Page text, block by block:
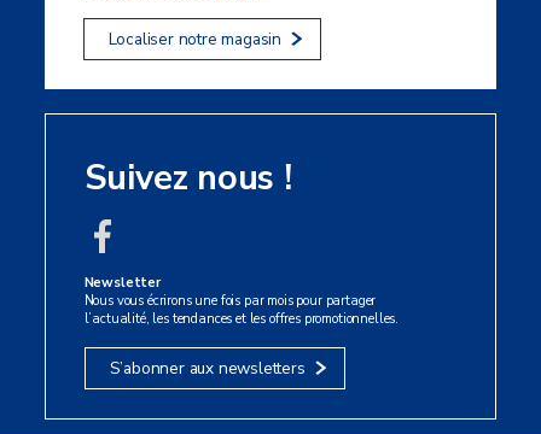
Localiser notre magasin
Suivez nous !
Newsletter
Nous vous écrirons une fois par mois pour partager
l’actualité, les tendances et les offres promotionnelles.
S’abonner aux newsletters